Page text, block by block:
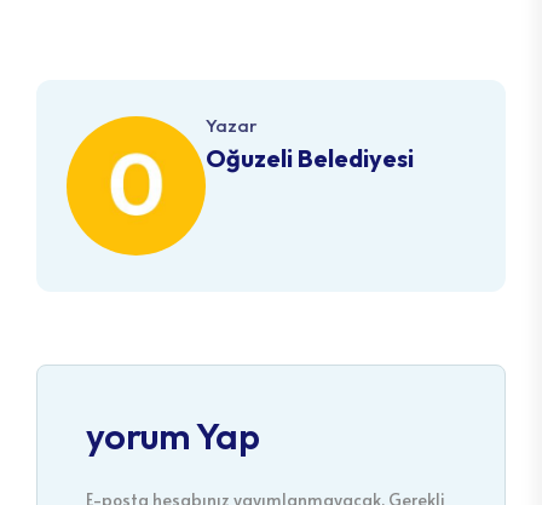
Yazar
Oğuzeli Belediyesi
yorum Yap
E-posta hesabınız yayımlanmayacak. Gerekli